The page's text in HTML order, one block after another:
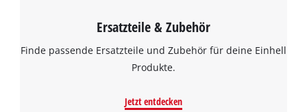
Ersatzteile & Zubehör
Finde passende Ersatzteile und Zubehör für deine Einhell
Produkte.
Jetzt entdecken